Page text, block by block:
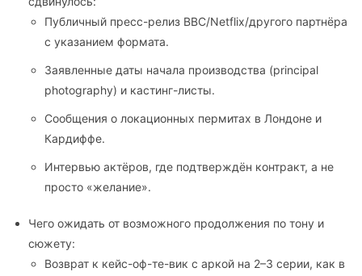
Публичный пресс-релиз BBC/Netflix/другого партнёра
с указанием формата.
Заявленные даты начала производства (principal
photography) и кастинг-листы.
Сообщения о локационных пермитах в Лондоне и
Кардиффе.
Интервью актёров, где подтверждён контракт, а не
просто «желание».
Чего ожидать от возможного продолжения по тону и
сюжету:
Возврат к кейс-оф-те-вик с аркой на 2–3 серии, как в